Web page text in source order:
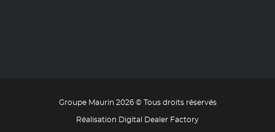
Groupe Maurin 2026 © Tous droits réservés
Réalisation Digital Dealer Factory